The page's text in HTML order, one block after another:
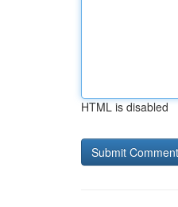
HTML is disabled